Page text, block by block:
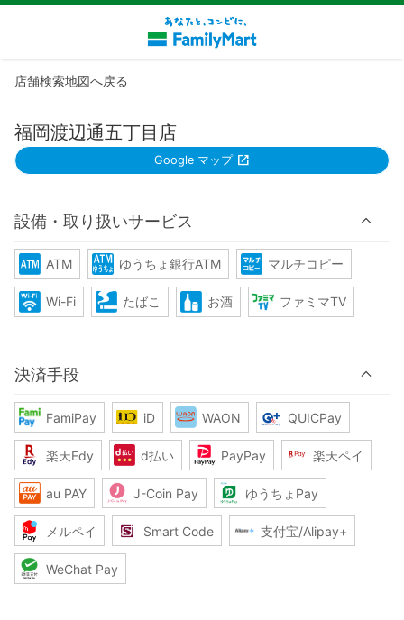
店舗検索地図へ戻る
福岡渡辺通五丁目店
Google マップ
設備・取り扱いサービス
ATM ゆうちょ銀行ATM マルチコピー
Wi-Fi たばこ お酒 ファミマTV
決済手段
FamiPay iD WAON QUICPay
楽天Edy d払い PayPay 楽天ペイ
au PAY J-Coin Pay ゆうちょPay
メルペイ Smart Code 支付宝/Alipay+
WeChat Pay